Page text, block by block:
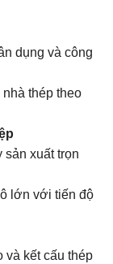
dụng và công
thép theo
xuất trọn
lớn với tiến độ
và kết cấu thép